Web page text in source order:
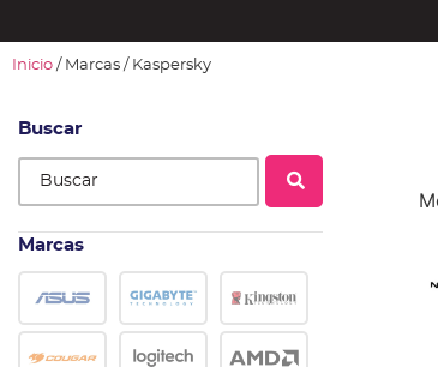
Inicio / Marcas / Kaspersky
Buscar
Marcas